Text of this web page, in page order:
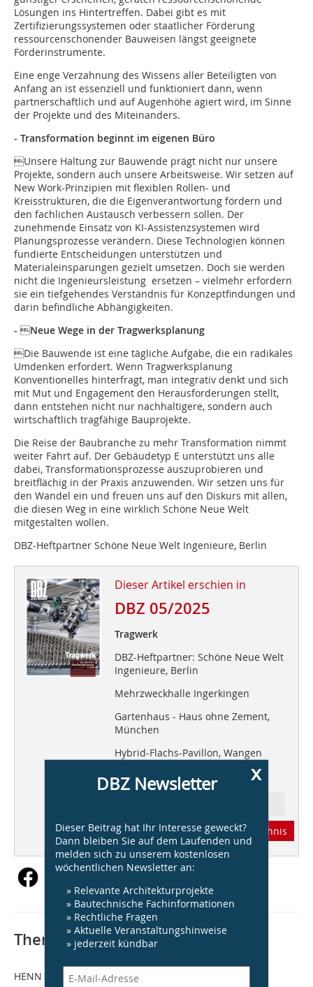
Lösungen ins Hintertreffen. Dabei gibt es mit
Zertifizierungssystemen oder staatlicher Förderung
ressourcenschonender Bauweisen längst geeignete
Förderinstrumente.
Eine enge Verzahnung des Wissens aller Beteiligten von
Anfang an ist essenziell und funktioniert dann, wenn
partnerschaftlich und auf Augenhöhe agiert wird, im Sinne
der Projekte und des Miteinanders.
- Transformation beginnt im eigenen Büro
Unsere Haltung zur Bauwende prägt nicht nur unsere
Projekte, sondern auch unsere Arbeitsweise. Wir setzen auf
New Work-Prinzipien mit flexiblen Rollen- und
Kreisstrukturen, die die Eigenverantwortung fördern und
den fachlichen Austausch verbessern sollen. Der
zunehmende Einsatz von KI-Assistenzsystemen wird
Planungsprozesse verändern. Diese Technologien können
fundierte Entscheidungen unterstützen und
Materialeinsparungen gezielt umsetzen. Doch sie werden
nicht die Ingenieursleistung ersetzen – vielmehr erfordern
sie ein tiefgehendes Verständnis für Konzeptfindungen und
darin befindliche Abhängigkeiten.
- Neue Wege in der Tragwerksplanung
Die Bauwende ist eine tägliche Aufgabe, die ein radikales
Umdenken erfordert. Wenn Tragwerksplanung
Konventionelles hinterfragt, man integrativ denkt und sich
mit Mut und Engagement den Herausforderungen stellt,
dann entstehen nicht nur nachhaltigere, sondern auch
wirtschaftlich tragfähige Bauprojekte.
Die Reise der Baubranche zu mehr Transformation nimmt
weiter Fahrt auf. Der Gebäudetyp E unterstützt uns alle
dabei, Transformationsprozesse auszuprobieren und
breitflächig in der Praxis anzuwenden. Wir setzen uns für
den Wandel ein und freuen uns auf den Diskurs mit allen,
die diesen Weg in eine wirklich Schöne Neue Welt
mitgestalten wollen.
DBZ-Heftpartner Schöne Neue Welt Ingenieure, Berlin
Dieser Artikel erschien in
DBZ 05/2025
Tragwerk
DBZ-Heftpartner: Schöne Neue Welt
Ingenieure, Berlin
Mehrzweckhalle Ingerkingen
Gartenhaus - Haus ohne Zement,
München
Hybrid-Flachs-Pavillon, Wangen
Lumber 4, Kristiansand/NO
Abonnement Inhaltsverzeichnis
x
DBZ Newsletter
Dieser Beitrag hat Ihr Interesse geweckt?
Dann bleiben Sie auf dem Laufenden und
melden sich zu unserem kostenlosen
wöchentlichen Newsletter an:
» Relevante Architekturprojekte
» Bautechnische Fachinformationen
» Rechtliche Fragen
» Aktuelle Veranstaltungshinweise
» jederzeit kündbar
Thematisch passende Artikel:
HENN Architekten